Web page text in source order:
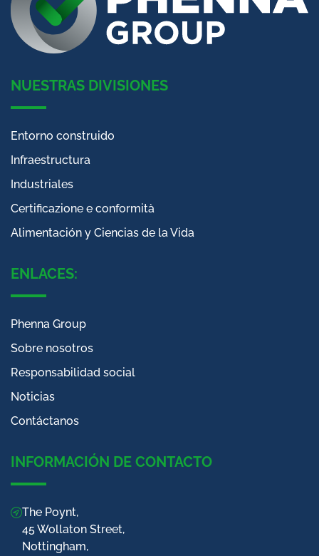
NUESTRAS DIVISIONES
Entorno construido
Infraestructura
Industriales
Certificazione e conformità
Alimentación y Ciencias de la Vida
ENLACES:
Phenna Group
Sobre nosotros
Responsabilidad social
Noticias
Contáctanos
INFORMACIÓN DE CONTACTO
The Poynt,
45 Wollaton Street,
Nottingham,